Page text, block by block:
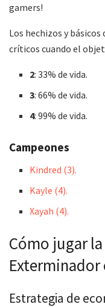
gamers!
Los hechizos y
críticos cuando el
2: 33% de vida.
3: 66% de vida.
4: 99% de vida.
Campeones
Kindred (3).
Kayle (4).
Xayah (4).
Cómo jugar
Exterminador
Estrategia de